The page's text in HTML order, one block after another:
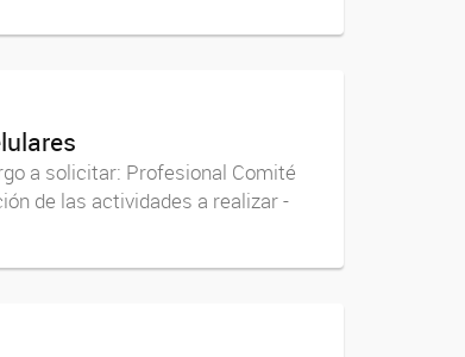
a solicitar: Profesional Comité
de las actividades a realizar -